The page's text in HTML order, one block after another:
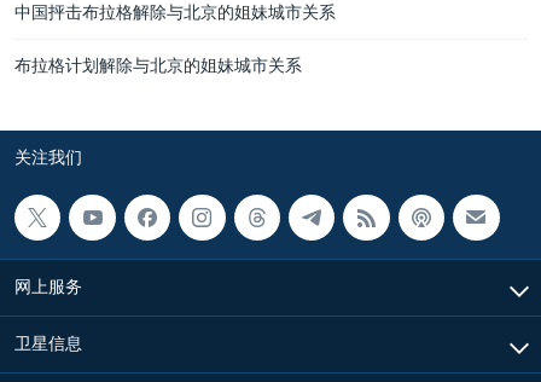
中国抨击布拉格解除与北京的姐妹城市关系
布拉格计划解除与北京的姐妹城市关系
关注我们
网上服务
卫星信息